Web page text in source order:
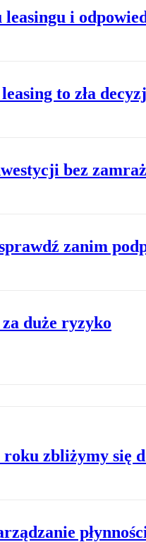
i
to zła
bez
zanim
duże ryzyko
zbliżymy się